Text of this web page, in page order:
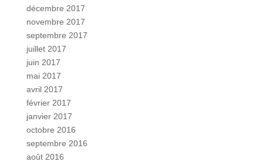
décembre 2017
novembre 2017
septembre 2017
juillet 2017
juin 2017
mai 2017
avril 2017
février 2017
janvier 2017
octobre 2016
septembre 2016
août 2016